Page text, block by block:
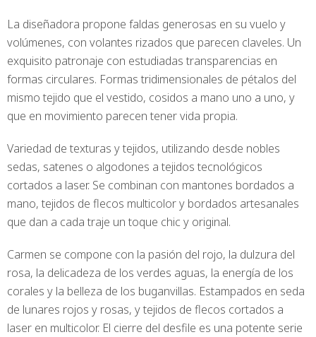
La diseñadora propone faldas generosas en su vuelo y
volúmenes, con volantes rizados que parecen claveles. Un
exquisito patronaje con estudiadas transparencias en
formas circulares. Formas tridimensionales de pétalos del
mismo tejido que el vestido, cosidos a mano uno a uno, y
que en movimiento parecen tener vida propia.
Variedad de texturas y tejidos, utilizando desde nobles
sedas, satenes o algodones a tejidos tecnológicos
cortados a laser. Se combinan con mantones bordados a
mano, tejidos de flecos multicolor y bordados artesanales
que dan a cada traje un toque chic y original.
Carmen se compone con la pasión del rojo, la dulzura del
rosa, la delicadeza de los verdes aguas, la energía de los
corales y la belleza de los buganvillas. Estampados en seda
de lunares rojos y rosas, y tejidos de flecos cortados a
laser en multicolor. El cierre del desfile es una potente serie